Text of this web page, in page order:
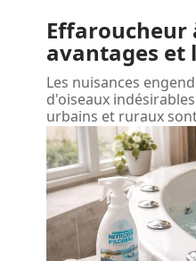
Effaroucheur
avantages et
Les nuisances
d'oiseaux
urbains et ruraux